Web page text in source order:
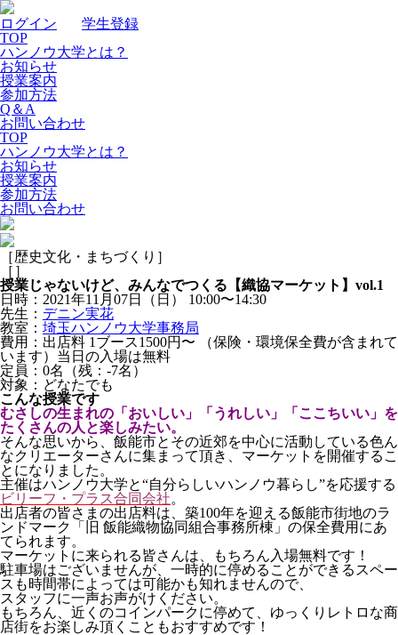
ログイン
学生登録
TOP
ハンノウ大学とは？
お知らせ
授業案内
参加方法
Q＆A
お問い合わせ
TOP
ハンノウ大学とは？
お知らせ
授業案内
参加方法
お問い合わせ
［歴史文化・まちづくり］
［ ］
授業じゃないけど、みんなでつくる【織協マーケット】vol.1
日時：2021年11月07日（日） 10:00〜14:30
先生： デニン実花
教室： 埼玉ハンノウ大学事務局
費用：出店料 1ブース1500円〜 （保険・環境保全費が含まれて
います）当日の入場は無料
定員：0名（残：-7名）
対象：どなたでも
こんな授業です
むさしの生まれの「おいしい」「うれしい」「ここちいい」を
たくさんの人と楽しみたい。
そんな思いから、飯能市とその近郊を中心に活動している色ん
なクリエーターさんに集まって頂き、マーケットを開催するこ
とになりました。
主催はハンノウ大学と“自分らしいハンノウ暮らし”を応援する
ビリーフ・プラス合同会社。
出店者の皆さまの出店料は、築100年を迎える飯能市街地のラ
ンドマーク「旧 飯能織物協同組合事務所棟」の保全費用にあ
てられます。
マーケットに来られる皆さんは、もちろん入場無料です！
駐車場はございませんが、一時的に停めることができるスペー
スも時間帯によっては可能かも知れませんので、
スタッフに一声お声がけください。
もちろん、近くのコインパークに停めて、ゆっくりレトロな商
店街をお楽しみ頂くこともおすすめです！